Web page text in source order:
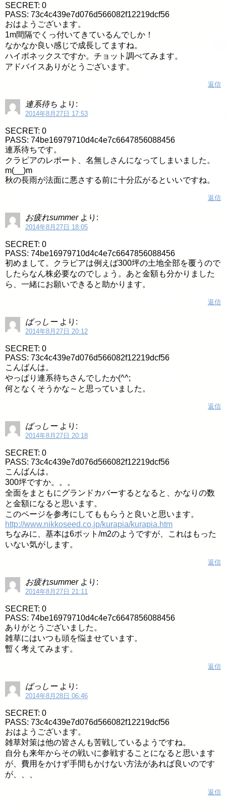
SECRET: 0
PASS: 73c4c439e7d076d566082f12219dcf56
おはようございます。
1m間隔でくっ付いてきているんでしか！
なかなか良い感じで成長してますね。
ハイポネックスですか。チョット調べてみます。
アドバイスありがとうございます。
返信
連系待ち より:
2014年8月27日 17:53
SECRET: 0
PASS: 74be16979710d4c4e7c6647856088456
連系待ちです。
クラピアのレポート、名無しさんになってしまいました。
m(__)m
秋の長雨が法面に悪さする前に十分広がるといいですね。
返信
お疲れsummer より:
2014年8月27日 18:05
SECRET: 0
PASS: 74be16979710d4c4e7c6647856088456
初めまして。クラピアは例えば300坪の土地全部を覆うので
したらなん株必要なのでしょう。あと金額も分かりました
ら、一緒にお願いできると助かります。
返信
ばっしー より:
2014年8月27日 20:12
SECRET: 0
PASS: 73c4c439e7d076d566082f12219dcf56
こんばんは。
やっぱり連系待ちさんでしたか(^^;
何となくそうかな～と思っていました。
返信
ばっしー より:
2014年8月27日 20:18
SECRET: 0
PASS: 73c4c439e7d076d566082f12219dcf56
こんばんは。
300坪ですか。。。
全面をまともにグランドカバーするとなると、かなりの数
と金額になると思います。
このページを参考にしてももらうと良いと思います。
http://www.nikkoseed.co.jp/kurapia/kurapia.htm
ちなみに、基本は6ポット/m2のようですが、これはもった
いない気がします。
返信
お疲れsummer より:
2014年8月27日 21:11
SECRET: 0
PASS: 74be16979710d4c4e7c6647856088456
ありがとうございました。
雑草にはいつも頭を悩ませています。
暫く考えてみます。
返信
ばっしー より:
2014年8月28日 06:46
SECRET: 0
PASS: 73c4c439e7d076d566082f12219dcf56
おはようございます。
雑草対策は他の皆さんも苦戦しているようですね。
自分も来年からその戦いに参戦することになると思います
が、費用をかけず手間もかけない方法があれば良いのです
が、、、
返信